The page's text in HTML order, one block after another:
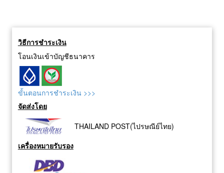
วิธีการชำระเงิน
โอนเงินเข้าบัญชีธนาคาร
ขั้นตอนการชำระเงิน >>>
จัดส่งโดย
THAILAND POST(ไปรษณีย์ไทย)
เครื่องหมายรับรอง